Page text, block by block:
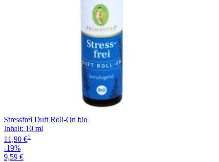
Stressfrei Duft Roll-On bio
Inhalt: 10 ml
11,90 €1
-19%
9,59 €